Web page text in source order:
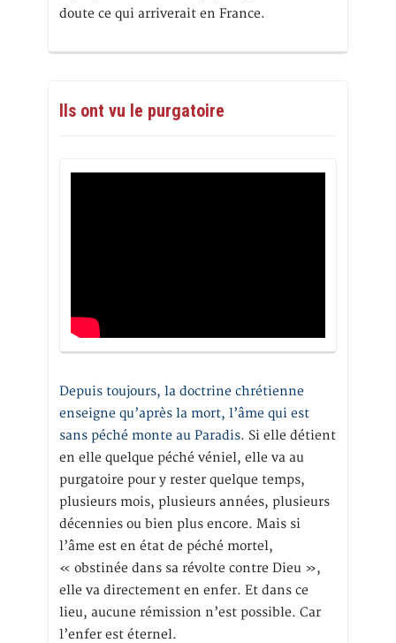
doute ce qui arriverait en France.
Ils ont vu le purgatoire
Depuis toujours, la doctrine chrétienne
enseigne qu’après la mort, l’âme qui est
sans péché monte au Paradis. Si elle détient
en elle quelque péché véniel, elle va au
purgatoire pour y rester quelque temps,
plusieurs mois, plusieurs années, plusieurs
décennies ou bien plus encore. Mais si
l’âme est en état de péché mortel,
« obstinée dans sa révolte contre Dieu »,
elle va directement en enfer. Et dans ce
lieu, aucune rémission n’est possible. Car
l’enfer est éternel.